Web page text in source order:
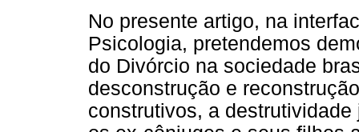
No presente artigo, na
Psicologia, pretendemos
do Divórcio na sociedade
desconstrução e
construtivos, a